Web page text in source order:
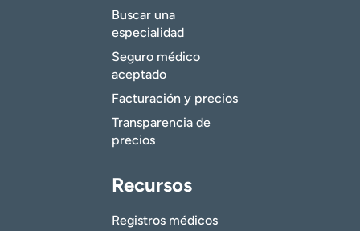
Buscar una
especialidad
Seguro médico
aceptado
Facturación y precios
Transparencia de
precios
Recursos
Registros médicos